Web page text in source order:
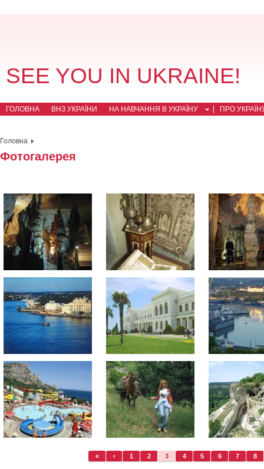
SEE YOU IN UKRAINE!
ГОЛОВНА ВНЗ УКРАЇНИ НА НАВЧАННЯ В УКРАЇНУ ПРО
Головна
Фотогалерея
« ‹ 1 2 3 4 5 6 7 8